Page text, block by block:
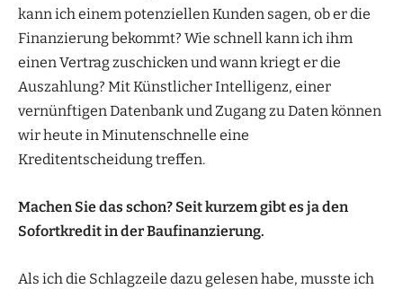
kann ich einem potenziellen Kunden sagen, ob er die
Finanzierung bekommt? Wie schnell kann ich ihm
einen Vertrag zuschicken und wann kriegt er die
Auszahlung? Mit Künstlicher Intelligenz, einer
vernünftigen Datenbank und Zugang zu Daten können
wir heute in Minutenschnelle eine
Kreditentscheidung treffen.
Machen Sie das schon? Seit kurzem gibt es ja den
Sofortkredit in der Baufinanzierung.
Als ich die Schlagzeile dazu gelesen habe, musste ich